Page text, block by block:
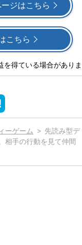
ジはこちら
こちら
を得ている場合がありま
ーゲーム
先読み型デ
相手の行動を見て仲間